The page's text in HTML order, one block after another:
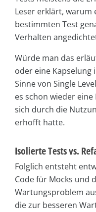
Leser erklärt, warum
bestimmten Test
Verhalten
Würde man das
oder eine Kapselung
Sinne von Single
es schon wieder
sich durch die
erhofft hatte.
Isolierte Tests vs.
Folglich entsteht
Code für Mocks und
Wartungsproblem
die zur besseren